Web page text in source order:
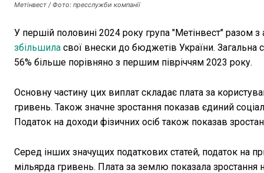
Метінвест / Фото: пресслужби компанії
У першій половині 2024 року група "Метінвест" разом
збільшила свої внески до бюджетів України. Загальна
56% більше порівняно з першим півріччям 2023 року.
Основну частину цих виплат складає плата за
гривень. Також значне зростання показав єдиний
Податок на доходи фізичних осіб також показав
Серед інших значущих податкових статей, податок на
мільярда гривень. Плата за землю показала зростання